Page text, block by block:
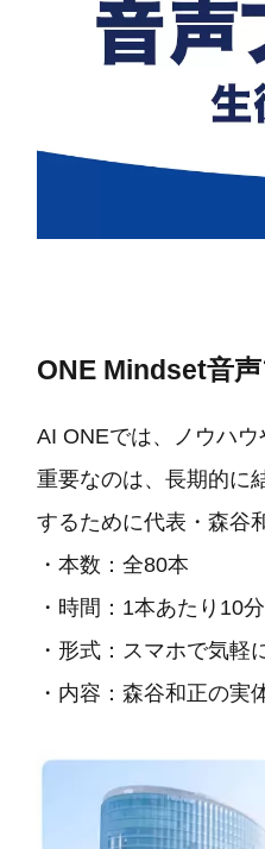
ONE Mindset音
AI ONEでは、ノウハウ
重要なのは、長期的に
するために代表・森谷
・本数：全80本
・時間：1本あたり10
・形式：スマホで気軽
・内容：森谷和正の